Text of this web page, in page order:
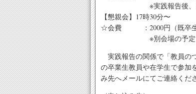
※実践報告後、グル
【懇親会】17時30分〜
☆会費 ：2000円（既卒生は
※別会場の予定で、交
実践報告の関係で「教員の
の卒業生教員や在学生で参加
み先へメールにてご連絡くだ